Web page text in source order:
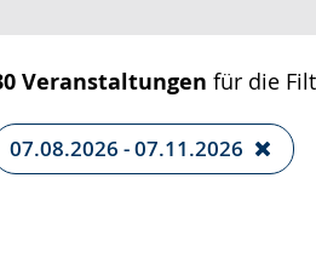
Veranstaltungen für die
07.08.2026 - 07.11.2026